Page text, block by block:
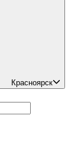
Красноярск